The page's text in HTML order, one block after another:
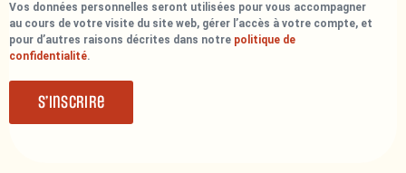
Vos données personnelles seront utilisées pour vous accompagner
au cours de votre visite du site web, gérer l’accès à votre compte, et
pour d’autres raisons décrites dans notre politique de
confidentialité.
S’inscrire